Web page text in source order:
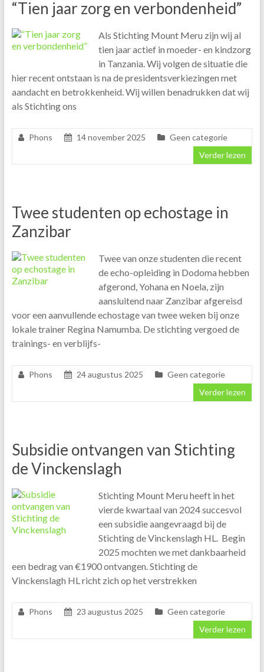
“Tien jaar zorg en verbondenheid”
Als Stichting Mount Meru zijn wij al
tien jaar actief in moeder- en kindzorg
in Tanzania. Wij volgen de situatie die
hier recent ontstaan is na de presidentsverkiezingen met
aandacht en betrokkenheid. Wij willen benadrukken dat wij
als Stichting ons
Phons 14 november 2025
Geen categorie
Verder lezen
Twee studenten op echostage in
Zanzibar
Twee van onze studenten die recent
de echo-opleiding in Dodoma hebben
afgerond, Yohana en Noela, zijn
aansluitend naar Zanzibar afgereisd
voor een aanvullende echostage van twee weken bij onze
lokale trainer Regina Namumba. De stichting vergoed de
trainings- en verblijfs-
Phons 24 augustus 2025
Geen categorie
Verder lezen
Subsidie ontvangen van Stichting
de Vinckenslagh
Stichting Mount Meru heeft in het
vierde kwartaal van 2024 succesvol
een subsidie aangevraagd bij de
Stichting de Vinckenslagh HL. Begin
2025 mochten we met dankbaarheid
een bedrag van €1900 ontvangen. Stichting de
Vinckenslagh HL richt zich op het verstrekken
Phons 23 augustus 2025
Geen categorie
Verder lezen